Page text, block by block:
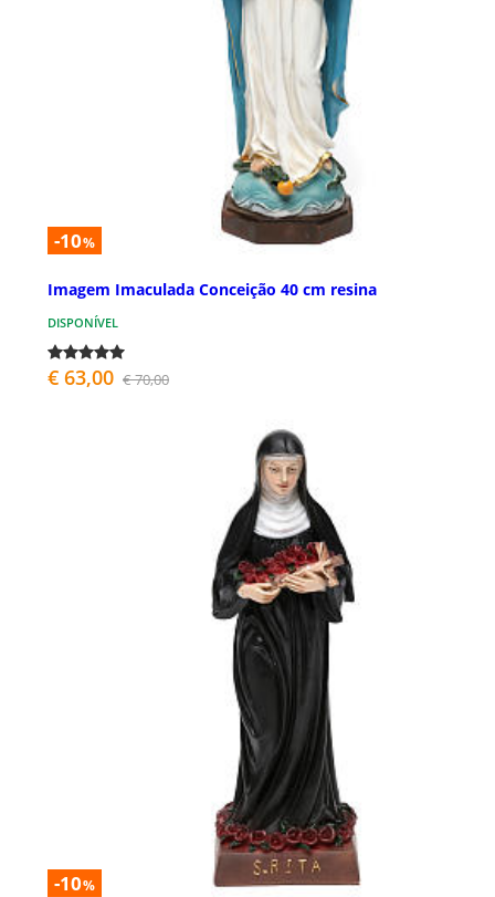
-10%
Imagem Imaculada Conceição 40 cm resina
DISPONÍVEL
€ 63,00 € 70,00
-10%